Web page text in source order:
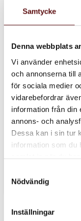
Samtycke
Denna webbplats
Vi använder
och annonserna till
för sociala medier
vidarebefordrar
information från din
annons- och
Dessa kan i sin tur
information som du
Nödvändig
Inställningar